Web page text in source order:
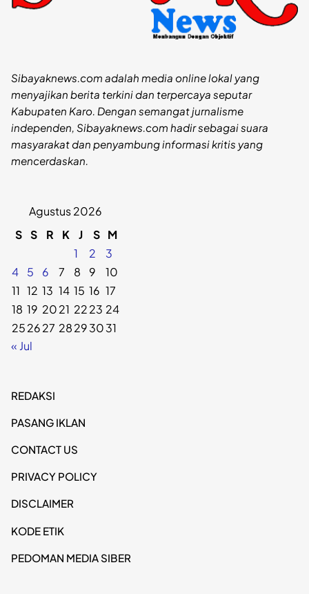
Sibayaknews.com adalah media online lokal yang
menyajikan berita terkini dan terpercaya seputar
Kabupaten Karo. Dengan semangat jurnalisme
independen, Sibayaknews.com hadir sebagai suara
masyarakat dan penyambung informasi kritis yang
mencerdaskan.
Agustus 2026
S S R K J S M
1
2
3
4
5 6 7 8 9
10
11 12 13 14 15 16 17
18 19 2021 2223 24
252627 28293031
« Jul
REDAKSI
PASANG IKLAN
CONTACT US
PRIVACY POLICY
DISCLAIMER
KODE ETIK
PEDOMAN MEDIA SIBER